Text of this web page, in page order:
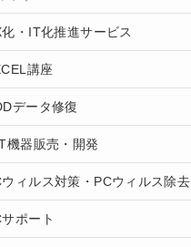
化・IT化推進サービス
講座
データ修復
機器販売・開発
ウィルス対策・PCウィルス除去
サポート